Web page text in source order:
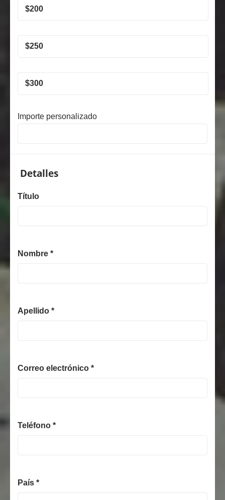
$200
$250
$300
Importe personalizado
Detalles
Título
Nombre *
Apellido *
Correo electrónico *
Teléfono *
País *